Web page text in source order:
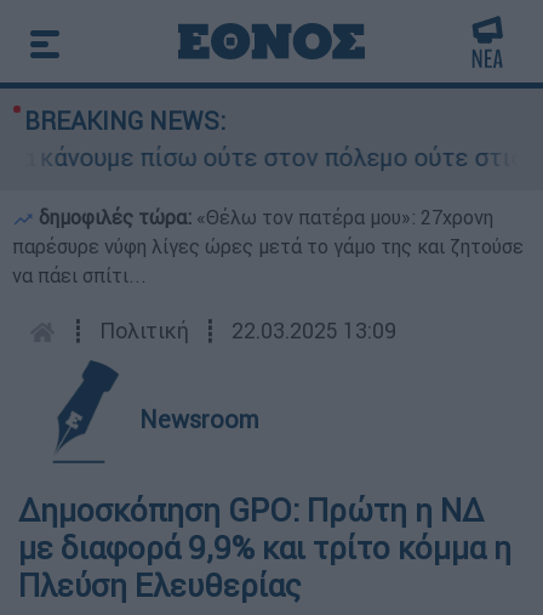
BREAKING NEWS:
πίσω ούτε στον πόλεμο ούτε στις
δημοφιλές τώρα: «Θέλω τον πατέρα μου»: 27χρονη
παρέσυρε νύφη λίγες ώρες μετά το γάμο της και ζητούσε
να πάει σπίτι...
┋ Πολιτική ┋ 22.03.2025 13:09
Newsroom
Δημοσκόπηση GPO: Πρώτη η ΝΔ
με διαφορά 9,9% και τρίτο κόμμα η
Πλεύση Ελευθερίας